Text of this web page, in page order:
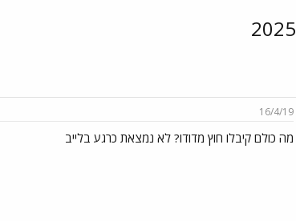
16/4/19
מה כולם קיבלו חוץ מדודו? לא נמצאת כרגע בלייב